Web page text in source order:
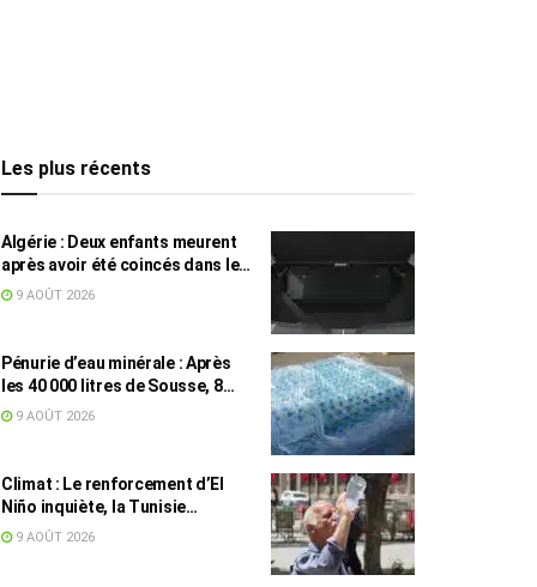
Les plus récents
Algérie : Deux enfants meurent
après avoir été coincés dans le
coffre d’une voiture
9 AOÛT 2026
Pénurie d’eau minérale : Après
les 40 000 litres de Sousse, 8
832 bouteilles saisies à Nabeul
9 AOÛT 2026
Climat : Le renforcement d’El
Niño inquiète, la Tunisie
concernée
9 AOÛT 2026